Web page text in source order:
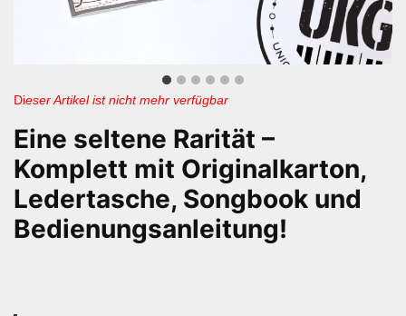
Dieser Artikel ist nicht mehr verfügbar
Eine seltene Rarität –
Komplett mit Originalkarton,
Ledertasche, Songbook und
Bedienungsanleitung!